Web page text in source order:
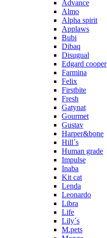
Advance
Almo
Alpha spirit
Applaws
Bubi
Dibaq
Disugual
Edgard cooper
Farmina
Felix
Firstbite
Fresh
Gatynat
Gourmet
Gustav
Harper&bone
Hill´s
Human grade
Impulse
Inaba
Kit cat
Lenda
Leonardo
Libra
Life
Lily´s
M.pets